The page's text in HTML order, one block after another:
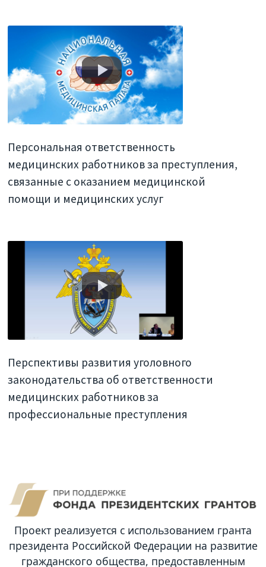
Персональная ответственность
медицинских работников за преступления,
связанные с оказанием медицинской
помощи и медицинских услуг
Перспективы развития уголовного
законодательства об ответственности
медицинских работников за
профессиональные преступления
Проект реализуется с использованием гранта
президента Российской Федерации на развитие
гражданского общества, предоставленным